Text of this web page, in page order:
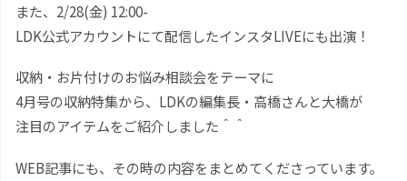
また、2/28(金) 12:00-
LDK公式アカウントにて配信したインスタLIVEにも出演！
収納・お片付けのお悩み相談会をテーマに
4月号の収納特集から、LDKの編集長・高橋さんと大橋が
注目のアイテムをご紹介しました＾＾
WEB記事にも、その時の内容をまとめてくださっています。